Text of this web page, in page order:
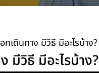
เดินทาง มีวิธี มีอะไรบ้าง?
มีวิธี มีอะไรบ้าง?